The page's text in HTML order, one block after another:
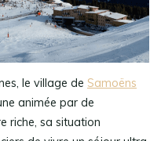
le village de Samoëns
animée par de
riche, sa situation